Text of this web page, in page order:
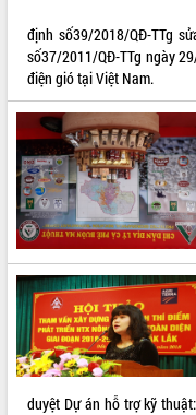
ĐIỂM TIN VĂN BẢN
QUY HOẠCH - KẾ HOẠCH
định số39/2018/QĐ-TTg
số37/2011/QĐ-TTg ngày
điện gió tại Việt Nam.
duyệt Dự án hỗ trợ kỹ